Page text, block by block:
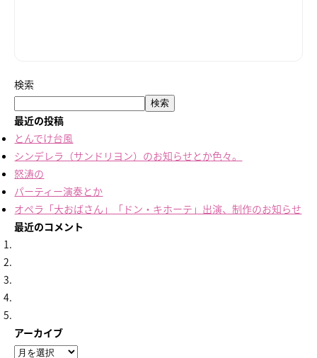
検索
検索
最近の投稿
とんでけ台風
シンデレラ（サンドリヨン）のお知らせとか色々。
怒涛の
パーティー演奏とか
オペラ「大おばさん」「ドン・キホーテ」出演、制作のお知らせ
最近のコメント
アーカイブ
ア